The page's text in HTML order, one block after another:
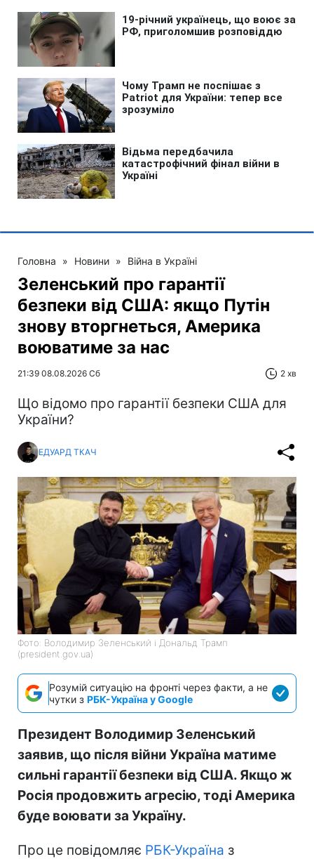
Головна » Новини » Війна в Україні
Зеленський про гарантії
безпеки від США: якщо Путін
знову вторгнеться, Америка
воюватиме за нас
21:39 08.08.2026 Сб 2 хв
Що відомо про гарантії безпеки США для
України?
ЕДУАРД ТКАЧ
Фото: Володимир Зеленський і Дональд Трамп
(president.gov.ua)
Розумій ситуацію на фронті через факти, а не
чутки з РБК-Україна у Google
Президент Володимир Зеленський
заявив, що після війни Україна матиме
сильні гарантії безпеки від США. Якщо ж
Росія продовжить агресію, тоді Америка
буде воювати за Україну.
Про це повідомляє РБК-Україна з